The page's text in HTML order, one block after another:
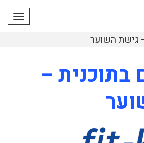
גישת השוער
בתוכנית –